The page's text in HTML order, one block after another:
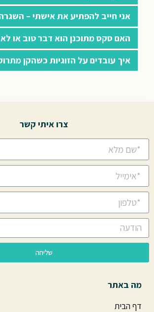
אני חייב להפתיע את אישתי –
האם סקס מתוכנן הוא דבר טוב או
איך עובדים על הזוגיות כשהקן
צרו איתי קשר
שליחה
מה באתר
דף הבית